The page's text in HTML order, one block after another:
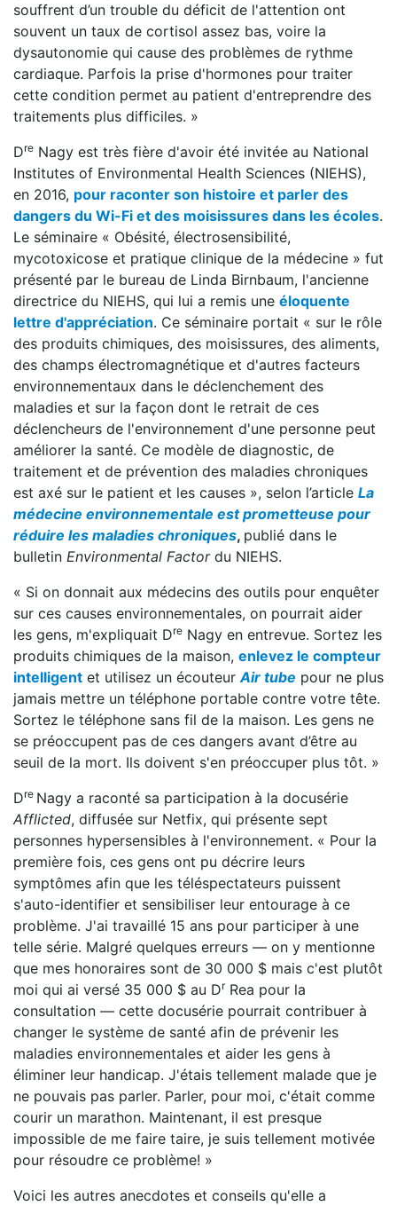
souffrent d’un trouble du déficit de l'attention ont
souvent un taux de cortisol assez bas, voire la
dysautonomie qui cause des problèmes de rythme
cardiaque. Parfois la prise d'hormones pour traiter
cette condition permet au patient d'entreprendre des
traitements plus difficiles. »
Dre Nagy est très fière d'avoir été invitée au National
Institutes of Environmental Health Sciences (NIEHS),
en 2016, pour raconter son histoire et parler des
dangers du Wi-Fi et des moisissures dans les écoles.
Le séminaire « Obésité, électrosensibilité,
mycotoxicose et pratique clinique de la médecine » fut
présenté par le bureau de Linda Birnbaum, l'ancienne
directrice du NIEHS, qui lui a remis une éloquente
lettre d'appréciation. Ce séminaire portait « sur le rôle
des produits chimiques, des moisissures, des aliments,
des champs électromagnétique et d'autres facteurs
environnementaux dans le déclenchement des
maladies et sur la façon dont le retrait de ces
déclencheurs de l'environnement d'une personne peut
améliorer la santé. Ce modèle de diagnostic, de
traitement et de prévention des maladies chroniques
est axé sur le patient et les causes », selon l’article La
médecine environnementale est prometteuse pour
réduire les maladies chroniques, publié dans le
bulletin Environmental Factordu NIEHS.
« Si on donnait aux médecins des outils pour enquêter
sur ces causes environnementales, on pourrait aider
les gens, m'expliquait Dre Nagy en entrevue. Sortez les
produits chimiques de la maison, enlevez le compteur
intelligent et utilisez un écouteurAir tube pour ne plus
jamais mettre un téléphone portable contre votre tête.
Sortez le téléphone sans fil de la maison. Les gens ne
se préoccupent pas de ces dangers avant d’être au
seuil de la mort. Ils doivent s'en préoccuper plus tôt. »
Dre Nagy a raconté sa participation à la docusérie
Afflicted, diffusée sur Netfix, qui présente sept
personnes hypersensibles à l'environnement. « Pour la
première fois, ces gens ont pu décrire leurs
symptômes afin que les téléspectateurs puissent
s'auto-identifier et sensibiliser leur entourage à ce
problème. J'ai travaillé 15 ans pour participer à une
telle série. Malgré quelques erreurs — on y mentionne
que mes honoraires sont de 30 000 $ mais c'est plutôt
moi qui ai versé 35 000 $ au DrRea pour la
consultation — cette docusérie pourrait contribuer à
changer le système de santé afin de prévenir les
maladies environnementales et aider les gens à
éliminer leur handicap. J'étais tellement malade que je
ne pouvais pas parler. Parler, pour moi, c'était comme
courir un marathon. Maintenant, il est presque
impossible de me faire taire, je suis tellement motivée
pour résoudre ce problème! »
Voici les autres anecdotes et conseils qu'elle a